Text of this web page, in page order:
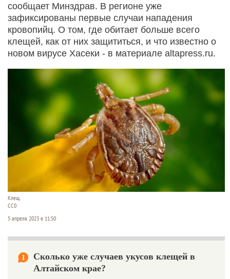
сообщает Минздрав. В регионе уже
зафиксированы первые случаи нападения
кровопийц. О том, где обитает больше всего
клещей, как от них защититься, и что известно о
новом вирусе Хасеки - в материале altapress.ru.
Клещ.
СС0
5 апреля 2023 в 11:50
1
Сколько уже случаев укусов клещей в
Алтайском крае?